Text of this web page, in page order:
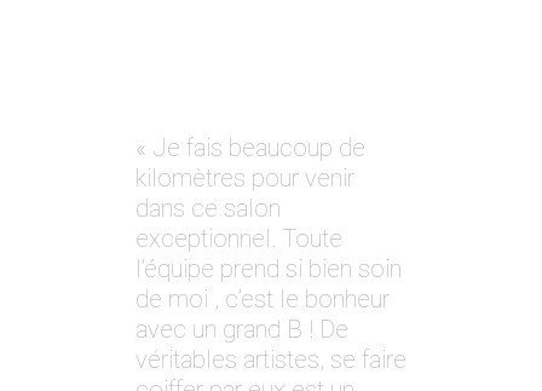
« Je fais beaucoup de
kilomètres pour venir
dans ce salon
exceptionnel. Toute
l’équipe prend si bien soin
de moi , c’est le bonheur
avec un grand B ! De
véritables artistes, se faire